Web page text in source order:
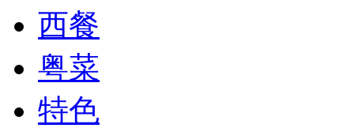
西餐
粤菜
特色